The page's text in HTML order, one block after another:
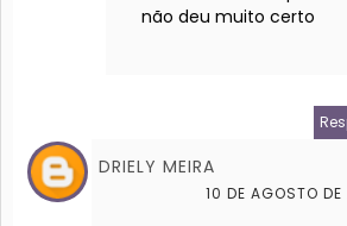
não deu muito certo
DRIELY MEIRA
10 DE AGOSTO